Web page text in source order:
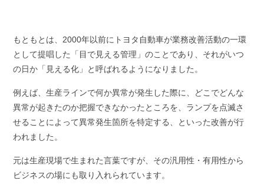
もともとは、2000年以前にトヨタ自動車が業務改善活動の一環
として提唱した「目で見える管理」のことであり、それがいつ
の日か「見える化」と呼ばれるようになりました。
例えば、生産ラインで何か異常が発生した際に、どこでどんな
異常が起きたのか把握できなかったところを、ランプを点滅さ
せることによって異常発生箇所を特定する、といった改善が行
われました。
元は生産現場で生まれた言葉ですが、その汎用性・有用性から
ビジネスの場にも取り入れられています。